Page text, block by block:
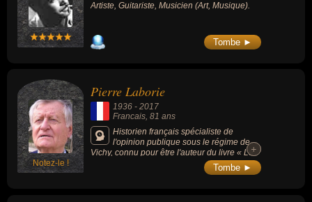
Artiste, Guitariste, Musicien (Art, Musique).
Tombe ►
Notez-le !
Pierre Laborie
1936 - 2017
Francais, 81 ans
Historien français spécialiste de
l'opinion publique sous le régime de
Vichy, connu pour être l'auteur du livre « Le
Chagrin et le venin » (un des ouvrages les
plus importants sur la France des années
+
+
Tombe ►